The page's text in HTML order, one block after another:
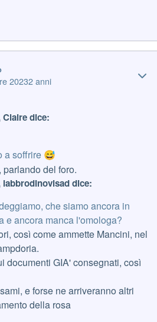
20232 anni
Claire dice:
a soffrire 😅
del foro.
labbrodinovisad dice:
che siamo ancora in
e ancora manca l'omologa?
così come ammette Mancini, nel
documenti GIA' consegnati, così
e forse ne arriveranno altri
della rosa